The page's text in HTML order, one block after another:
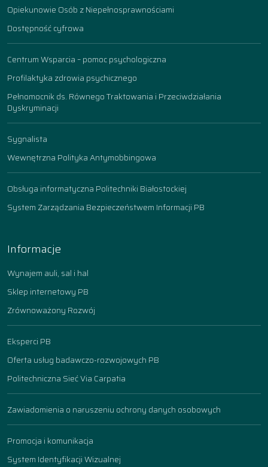
Opiekunowie Osób z Niepełnosprawnościami
Dostępność cyfrowa
Centrum Wsparcia – pomoc psychologiczna
Profilaktyka zdrowia psychicznego
Pełnomocnik ds. Równego Traktowania i Przeciwdziałania
Dyskryminacji
Sygnalista
Wewnętrzna Polityka Antymobbingowa
Obsługa informatyczna Politechniki Białostockiej
System Zarządzania Bezpieczeństwem Informacji PB
Informacje
Wynajem auli, sal i hal
Sklep internetowy PB
Zrównoważony Rozwój
Eksperci PB
Oferta usług badawczo-rozwojowych PB
Politechniczna Sieć Via Carpatia
Zawiadomienia o naruszeniu ochrony danych osobowych
Promocja i komunikacja
System Identyfikacji Wizualnej